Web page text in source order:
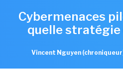
Cybermenaces
quelle stratégie
Vincent Nguyen